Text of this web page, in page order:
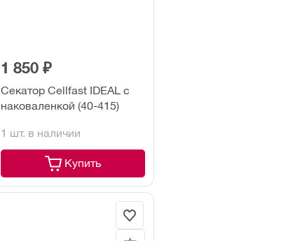
1 850 ₽
Секатор Cellfast IDEAL с
наковаленкой (40-415)
1 шт. в наличии
Купить